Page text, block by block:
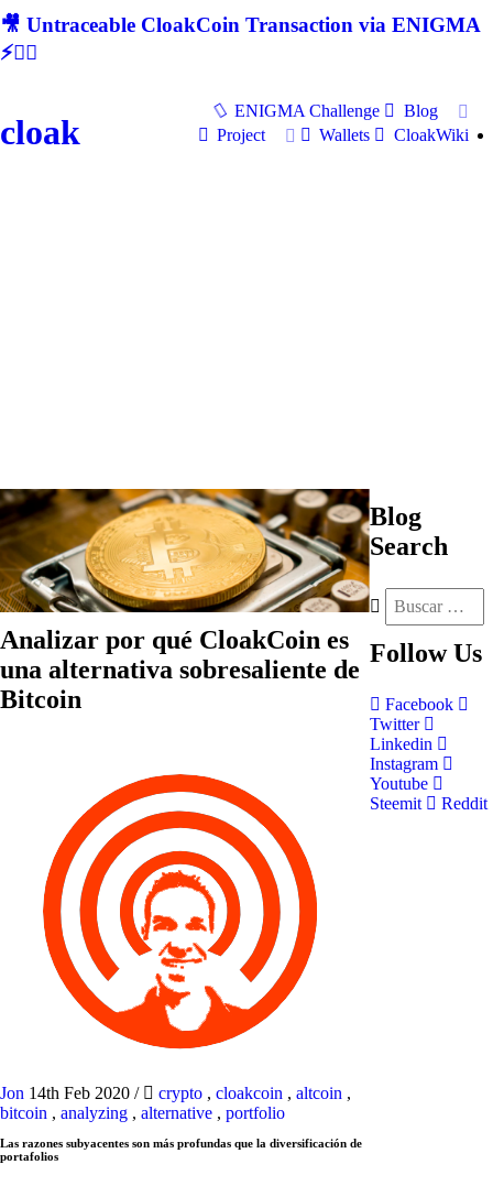
🎥 Untraceable CloakCoin Transaction via ENIGMA
⚡🕵‍♂
cloak
ENIGMA Challenge
Blog
Project
Wallets CloakWiki
Analizar por qué CloakCoin es
una alternativa sobresaliente de
Bitcoin
Jon 14th Feb 2020 / crypto , cloakcoin , altcoin ,
bitcoin , analyzing , alternative , portfolio
Las razones subyacentes son más profundas que la diversificación de
portafolios
Blog
Search
Follow Us
Facebook
Twitter
Linkedin
Instagram
Youtube
Steemit
Reddit